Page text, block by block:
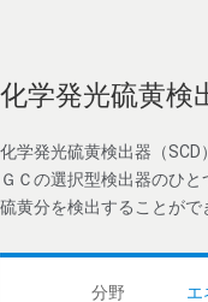
化学発光硫黄検
化学発光硫黄検出器（
ＧＣの選択型検出器のひ
硫黄分を検出することがで
分野 エ